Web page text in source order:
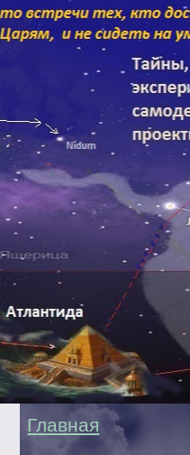
Главная